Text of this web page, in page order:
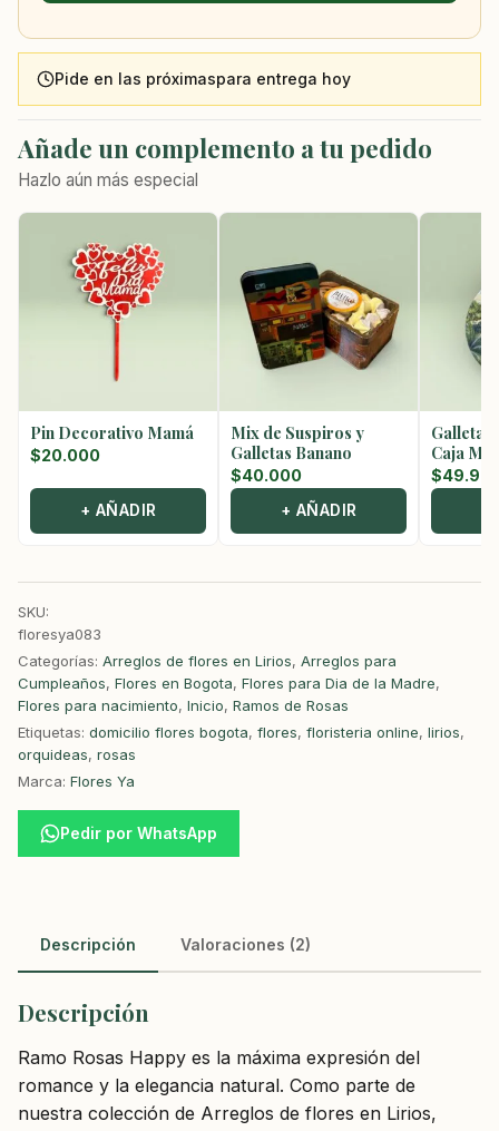
Pide en las próximaspara entrega hoy
Añade un complemento a tu pedido
Hazlo aún más especial
Pin Decorativo Mamá
$20.000
+ AÑADIR
Mix de Suspiros y
Galletas Banano
$40.000
+ AÑADIR
Galletas
Caja
$
SKU:
floresya083
Categorías: Arreglos de flores en Lirios, Arreglos para
Cumpleaños, Flores en Bogota, Flores para Dia de la Madre,
Flores para nacimiento, Inicio, Ramos de Rosas
Etiquetas: domicilio flores bogota, flores, floristeria online, lirios,
orquideas, rosas
Marca: Flores Ya
Pedir por WhatsApp
Descripción Valoraciones (2)
Descripción
Ramo Rosas Happy es la máxima expresión del
romance y la elegancia natural. Como parte de
nuestra colección de Arreglos de flores en Lirios,